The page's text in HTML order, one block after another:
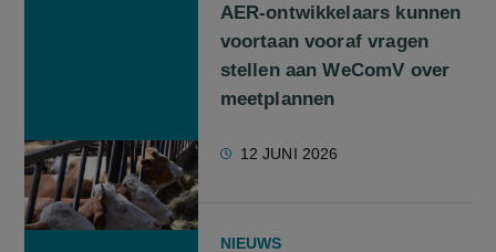
AER-ontwikkelaars kunnen
voortaan vooraf vragen
stellen aan WeComV over
meetplannen
12 JUNI 2026
NIEUWS